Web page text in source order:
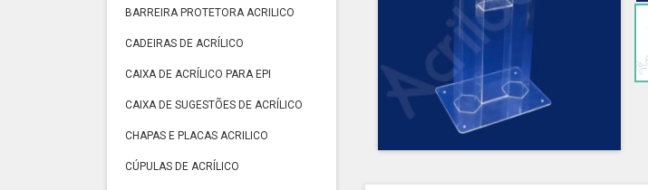
BARREIRA PROTETORA ACRILICO
CADEIRAS DE ACRÍLICO
CAIXA DE ACRÍLICO PARA EPI
CAIXA DE SUGESTÕES DE ACRÍLICO
CHAPAS E PLACAS ACRILICO
CÚPULAS DE ACRÍLICO